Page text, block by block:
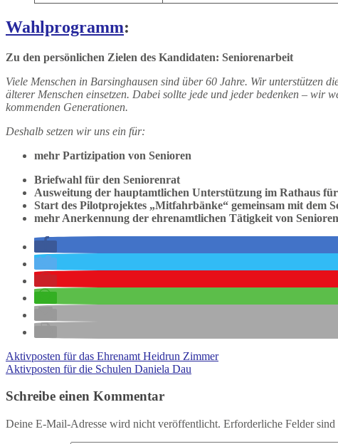
Wahlprogramm:
Zu den persönlichen Zielen des Kandidaten: Seniorenarbeit
Viele Menschen in Barsinghausen sind über 60 Jahre. Wir unterstützen
älterer Menschen einsetzen. Dabei sollte jede und jeder bedenken – wir
kommenden Generationen.
Deshalb setzen wir uns ein für:
mehr Partizipation von Senioren
Briefwahl für den Seniorenrat
Ausweitung der hauptamtlichen Unterstützung im Rathaus
Start des Pilotprojektes „Mitfahrbänke“ gemeinsam mit dem
mehr Anerkennung der ehrenamtlichen Tätigkeit von Senioren
Aktivposten für das Ehrenamt Heidrun Zimmer
Aktivposten für die Schulen Daniela Dau
Schreibe einen Kommentar
Deine E-Mail-Adresse wird nicht veröffentlicht. Erforderliche Felder sind